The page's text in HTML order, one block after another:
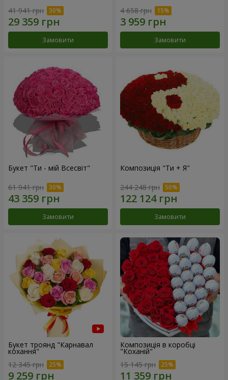
41 941 грн
Замовити
4 658 грн
Замовити
Букет "Ти - мій Всесвіт"
61 941 грн
Замовити
Композиція "Ти + Я"
244 248 грн
Замовити
Букет троянд "Карнавал
кохання"
12 345 грн
Композиція в коробці
"Коханій"
15 145 грн